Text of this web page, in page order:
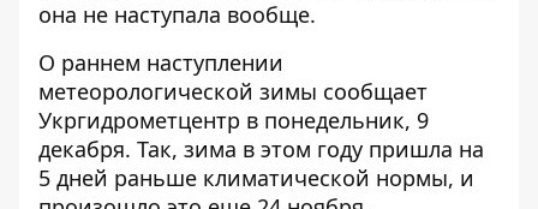
она не наступала вообще.
О раннем наступлении
метеорологической зимы сообщает
Укргидрометцентр в понедельник, 9
декабря. Так, зима в этом году пришла на
5 дней раньше климатической нормы, и